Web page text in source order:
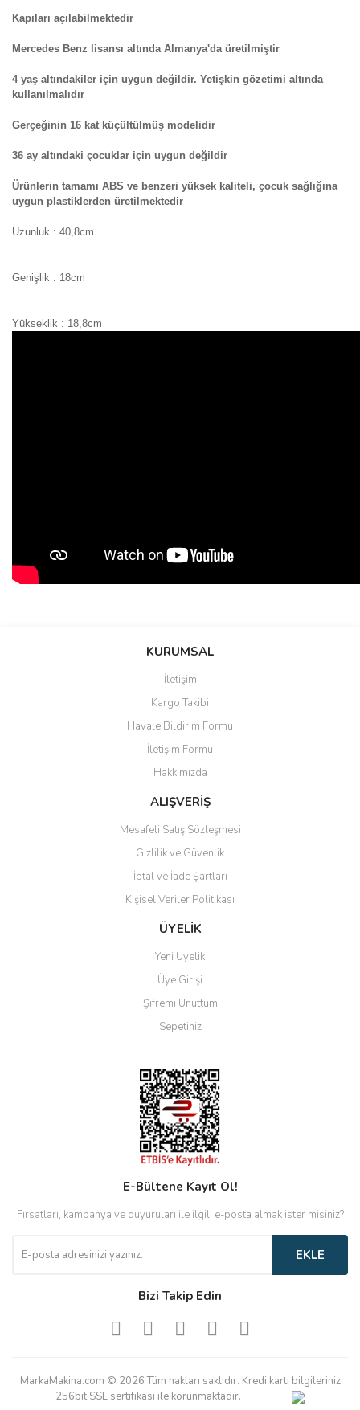
Kapıları açılabilmektedir
Mercedes Benz lisansı altında Almanya'da üretilmiştir
4 yaş altındakiler için uygun değildir. Yetişkin gözetimi altında
kullanılmalıdır
Gerçeğinin 16 kat küçültülmüş modelidir
36 ay altındaki çocuklar için uygun değildir
Ürünlerin tamamı ABS ve benzeri yüksek kaliteli, çocuk sağlığına
uygun plastiklerden üretilmektedir
Uzunluk : 40,8cm
Genişlik : 18cm
Yükseklik : 18,8cm
Bu ürüne ilk yorumu siz yapın!
Ürün resmi kalitesiz, bozuk veya görüntülenemiyor.
Ürün açıklamasında eksik bilgiler bulunuyor.
Ürün bilgilerinde hatalar bulunuyor.
Ürün fiyatı diğer sitelerden daha pahalı.
Bu ürüne benzer farklı alternatifler olmalı.
Gönder
KURUMSAL
İletişim
Kargo Takibi
Havale Bildirim Formu
İletişim Formu
Hakkımızda
ALIŞVERİŞ
Mesafeli Satış Sözleşmesi
Gizlilik ve Güvenlik
İptal ve İade Şartları
Kişisel Veriler Politikası
ÜYELİK
Yeni Üyelik
Üye Girişi
Şifremi Unuttum
Sepetiniz
E-Bültene Kayıt Ol!
Fırsatları, kampanya ve duyuruları ile ilgili e-posta almak ister misiniz?
EKLE
Bizi Takip Edin
MarkaMakina.com © 2026 Tüm hakları saklıdır. Kredi kartı bilgileriniz
256bit SSL sertifikası ile korunmaktadır.